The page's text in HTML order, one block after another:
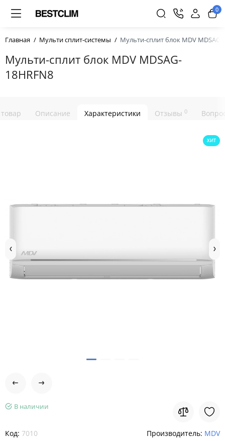
0
Главная Мульти сплит-системы Мульти-сплит блок MDV MDSAG-
Мульти-сплит блок MDV MDSAG-
18HRFN8
Описание Характеристики Отзывы 0
ХИТ
В наличии
Код: 7010 Производитель: MDV